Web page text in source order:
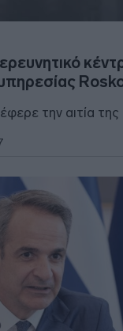
την αιτία της